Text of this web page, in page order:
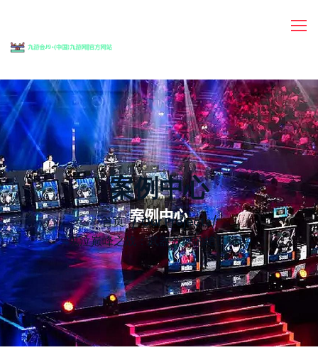
案例中心
首页 Our Projects/
鬼泣巅峰之战：武器分解的绝世奇谋